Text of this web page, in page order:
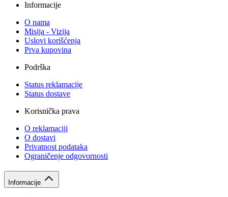
Informacije
O nama
Misija - Vizija
Uslovi korišćenja
Prva kupovina
Podrška
Status reklamacije
Status dostave
Korisnička prava
O reklamaciji
O dostavi
Privatnost podataka
Ograničenje odgovornosti
Informacije